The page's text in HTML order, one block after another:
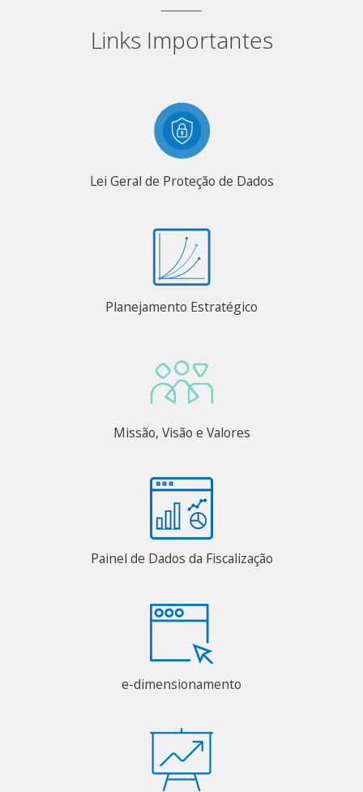
Links Importantes
Lei Geral de Proteção de Dados
Planejamento Estratégico
Missão, Visão e Valores
Painel de Dados da Fiscalização
e-dimensionamento